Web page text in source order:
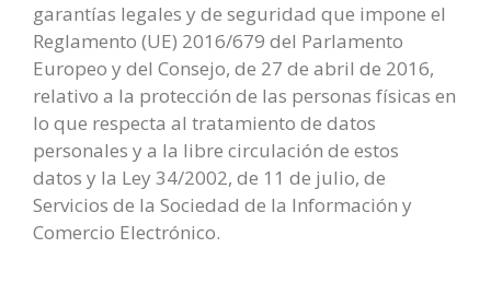
garantías legales y de seguridad que impone el
Reglamento (UE) 2016/679 del Parlamento
Europeo y del Consejo, de 27 de abril de 2016,
relativo a la protección de las personas físicas en
lo que respecta al tratamiento de datos
personales y a la libre circulación de estos
datos y la Ley 34/2002, de 11 de julio, de
Servicios de la Sociedad de la Información y
Comercio Electrónico.